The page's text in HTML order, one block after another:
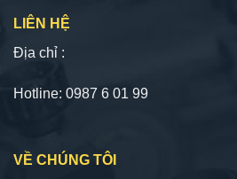
LIÊN HỆ
Địa chỉ :
Hotline: 0987 6 01 99
VỀ CHÚNG TÔI